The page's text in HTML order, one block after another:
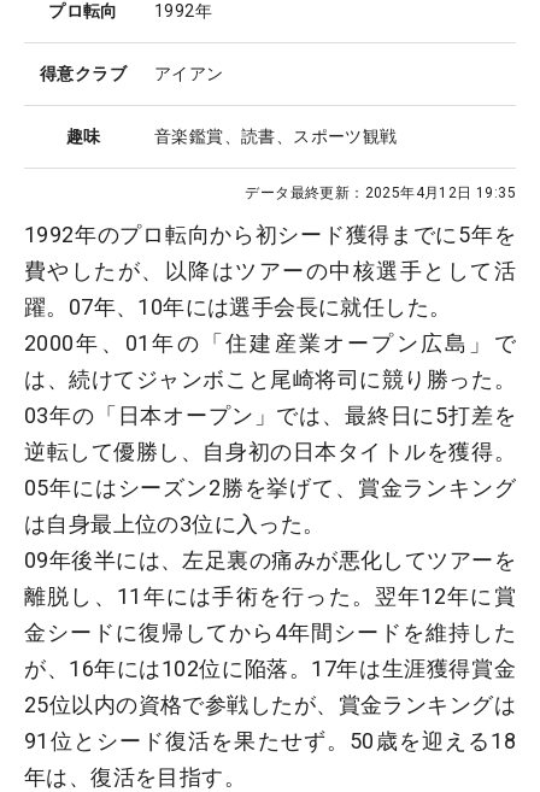
プロ転向 1992年
得意クラブ アイアン
趣味 音楽鑑賞、読書、スポーツ観戦
データ最終更新： 2025年4月12日 19:35
1992年のプロ転向から初シード獲得までに5年を
費やしたが、以降はツアーの中核選手として活
躍。07年、10年には選手会長に就任した。
2000年、01年の「住建産業オープン広島」で
は、続けてジャンボこと尾崎将司に競り勝った。
03年の「日本オープン」では、最終日に5打差を
逆転して優勝し、自身初の日本タイトルを獲得。
05年にはシーズン2勝を挙げて、賞金ランキング
は自身最上位の3位に入った。
09年後半には、左足裏の痛みが悪化してツアーを
離脱し、11年には手術を行った。翌年12年に賞
金シードに復帰してから4年間シードを維持した
が、16年には102位に陥落。17年は生涯獲得賞金
25位以内の資格で参戦したが、賞金ランキングは
91位とシード復活を果たせず。50歳を迎える18
年は、復活を目指す。